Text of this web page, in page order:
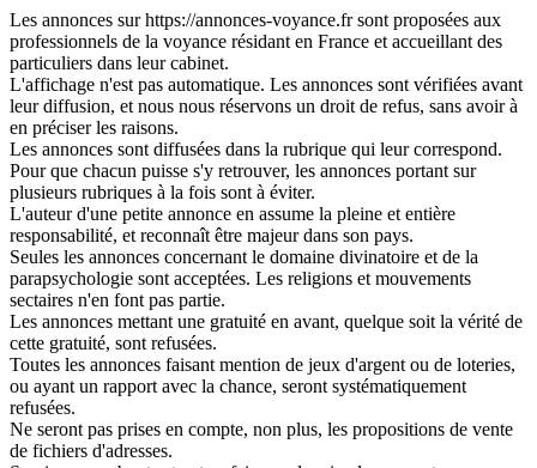
Les annonces sur https://annonces-voyance.fr sont proposées aux
professionnels de la voyance résidant en France et accueillant des
particuliers dans leur cabinet.
L'affichage n'est pas automatique. Les annonces sont vérifiées avant
leur diffusion, et nous nous réservons un droit de refus, sans avoir à
en préciser les raisons.
Les annonces sont diffusées dans la rubrique qui leur correspond.
Pour que chacun puisse s'y retrouver, les annonces portant sur
plusieurs rubriques à la fois sont à éviter.
L'auteur d'une petite annonce en assume la pleine et entière
responsabilité, et reconnaît être majeur dans son pays.
Seules les annonces concernant le domaine divinatoire et de la
parapsychologie sont acceptées. Les religions et mouvements
sectaires n'en font pas partie.
Les annonces mettant une gratuité en avant, quelque soit la vérité de
cette gratuité, sont refusées.
Toutes les annonces faisant mention de jeux d'argent ou de loteries,
ou ayant un rapport avec la chance, seront systématiquement
refusées.
Ne seront pas prises en compte, non plus, les propositions de vente
de fichiers d'adresses.